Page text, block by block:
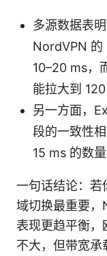
多源数据表
NordVPN 的
10–20 ms，
能拉大到 120
另一方面，
段的一致性
15 ms 的数量
一句话结论：若
域切换最重要
表现更趋平衡
不大，但带宽承